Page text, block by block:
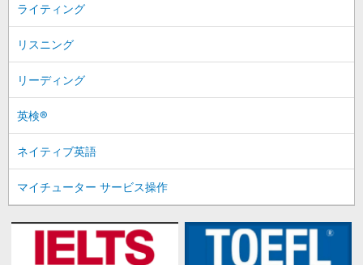
ライティング
リスニング
リーディング
英検®
ネイティブ英語
マイチューター サービス操作